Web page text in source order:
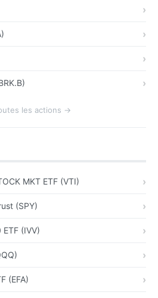
les actions →
MKT ETF (VTI)
(SPY)
(IVV)
(EFA)